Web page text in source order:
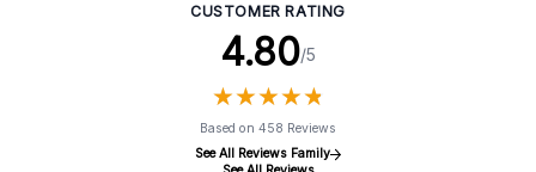
CUSTOMER RATING
4.80/5
★★★★★
★★★★★
Based on 458 Reviews
See All Reviews Family